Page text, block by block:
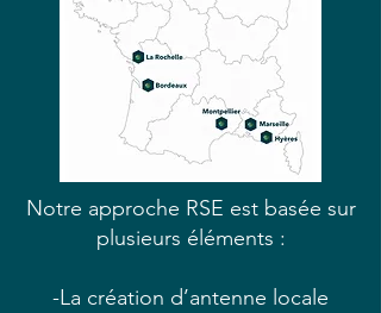
Notre approche RSE est basée sur
plusieurs éléments :
-La création d’antenne locale